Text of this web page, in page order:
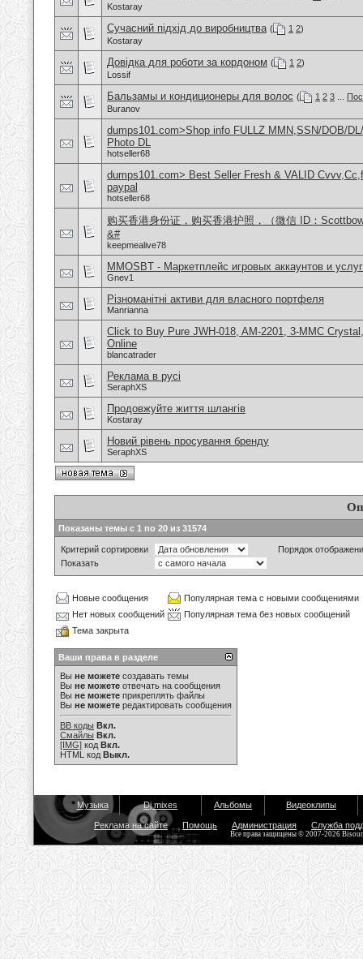
Kostaray
Сучасний підхід до виробництва ( 1 2)
Kostaray
Довідка для роботи за кордоном ( 1 2)
Lossif
Бальзамы и кондиционеры для волос ( 1 2 3
Buranov
dumps101.com>Shop info FULLZ MMN,SSN/DOB/
Photo DL
hotseller68
dumps101.com> Best Seller Fresh & VALID
paypal
hotseller68
购买香港身份证，购买香港护照，（微信 ID：
&#
keepmealive78
MMOSBT - Маркетплейс игровых аккаунтов и услуг
Gnev1
Різноманітні активи для власного портфеля
Manrianna
Click to Buy Pure JWH-018, AM-2201, 3-MMC
Online
blancatrader
Реклама в русі
SeraphXS
Продовжуйте життя шлангів
Kostaray
Новий рівень просування бренду
SeraphXS
Показаны темы с 1 по 20 из 31574
Критерий сортировки
Порядок
Показать
Новые сообщения
Популярная тема с новыми сообщениями
Нет новых сообщений
Популярная тема без новых сообщений
Тема закрыта
Ваши права в разделе
Вы не можете создавать темы
Вы не можете отвечать на сообщения
Вы не можете прикреплять файлы
Вы не можете редактировать сообщения
BB коды Вкл.
Смайлы Вкл.
[IMG] код Вкл.
HTML код Выкл.
Музыка Dj mixes Альбомы Видеоклипы
Реклама на сайте Помощь Администрация Служба
Все права защищены © 2007-2026